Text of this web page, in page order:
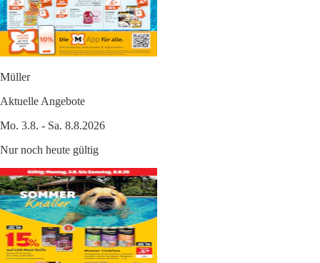
Müller
Aktuelle Angebote
Mo. 3.8. - Sa. 8.8.2026
Nur noch heute gültig